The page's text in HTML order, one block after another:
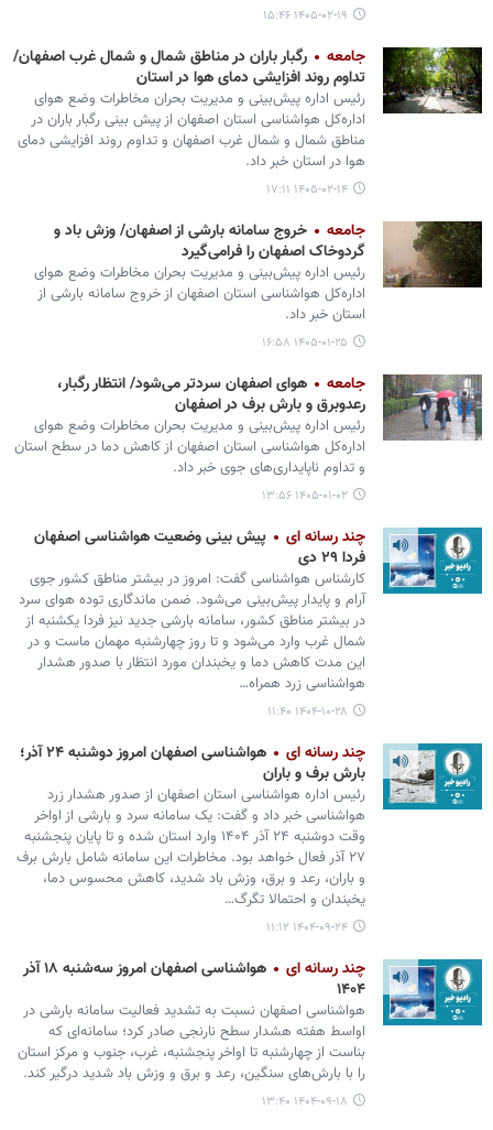
۱۴۰۵-۰۲-۱۹ ۱۵:۴۶
جامعه
رگبار باران در مناطق شمال و شمال غرب اصفهان/
تداوم روند افزایشی دمای هوا در استان
رئیس اداره پیش‌بینی و مدیریت بحران مخاطرات وضع هوای
اداره‌کل هواشناسی استان اصفهان از پیش بینی رگبار باران در
مناطق شمال و شمال غرب اصفهان و تداوم روند افزایشی دمای
هوا در استان خبر داد.
۱۴۰۵-۰۲-۱۴ ۱۷:۱۱
جامعه
خروج سامانه بارشی از اصفهان/ وزش باد و
گردوخاک اصفهان را فرامی‌گیرد
رئیس اداره پیش‌بینی و مدیریت بحران مخاطرات وضع هوای
اداره‌کل هواشناسی استان اصفهان از خروج سامانه بارشی از
استان خبر داد.
۱۴۰۵-۰۱-۲۵ ۱۶:۵۸
جامعه
هوای اصفهان سردتر می‌شود/ انتظار رگبار،
رعدوبرق و بارش برف در اصفهان
رئیس اداره پیش‌بینی و مدیریت بحران مخاطرات وضع هوای
اداره‌کل هواشناسی استان اصفهان از کاهش دما در سطح استان
و تداوم ناپایداری‌های جوی خبر داد.
۱۴۰۵-۰۱-۰۲ ۱۳:۵۶
چند رسانه ای
پیش بینی وضعیت هواشناسی اصفهان
فردا ۲۹ دی
کارشناس هواشناسی گفت: امروز در بیشتر مناطق کشور جوی
آرام و پایدار پیش‌بینی می‌شود. ضمن ماندگاری توده هوای سرد
در بیشتر مناطق کشور، سامانه بارشی جدید نیز فردا یکشنبه از
شمال غرب وارد می‌شود و تا روز چهارشنبه مهمان ماست و در
این مدت کاهش دما و یخبندان مورد انتظار با صدور هشدار
هواشناسی زرد همراه…
۱۴۰۴-۱۰-۲۸ ۱۱:۴۰
چند رسانه ای
هواشناسی اصفهان امروز دوشنبه ۲۴ آذر؛
بارش برف و باران
رئیس اداره هواشناسی استان اصفهان از صدور هشدار زرد
هواشناسی خبر داد و گفت: یک سامانه سرد و بارشی از اواخر
وقت دوشنبه ۲۴ آذر ۱۴۰۴ وارد استان شده و تا پایان پنجشنبه
۲۷ آذر فعال خواهد بود. مخاطرات این سامانه شامل بارش برف
و باران، رعد و برق، وزش باد شدید، کاهش محسوس دما،
یخبندان و احتمالا تگرگ…
۱۴۰۴-۰۹-۲۴ ۱۱:۱۲
چند رسانه ای
هواشناسی اصفهان امروز سه‌شنبه ۱۸ آذر
۱۴۰۴
هواشناسی اصفهان نسبت به تشدید فعالیت سامانه بارشی در
اواسط هفته هشدار سطح نارنجی صادر کرد؛ سامانه‌ای که
بناست از چهارشنبه تا اواخر پنجشنبه، غرب، جنوب و مرکز استان
را با بارش‌های سنگین، رعد و برق و وزش باد شدید درگیر کند.
۱۴۰۴-۰۹-۱۸ ۱۳:۴۰